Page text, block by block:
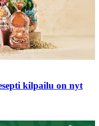
kilpailu on nyt